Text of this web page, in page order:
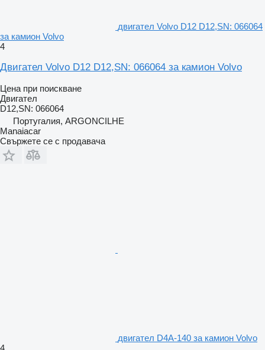
двигател Volvo D12 D12,SN: 066064
за камион Volvo
4
Двигател Volvo D12 D12,SN: 066064 за камион Volvo
Цена при поискване
Двигател
D12,SN: 066064
Португалия, ARGONCILHE
Manaiacar
Свържете се с продавача
двигател D4A-140 за камион Volvo
4